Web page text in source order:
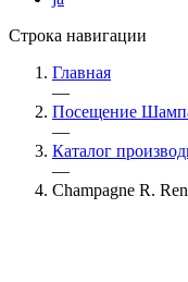
Строка навигации
Главная
—
Посещение
—
Каталог
—
Champagne R.